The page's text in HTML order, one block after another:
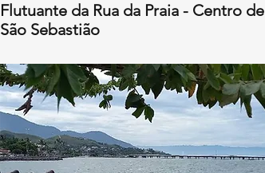
Flutuante da Rua da Praia - Centro de
São Sebastião